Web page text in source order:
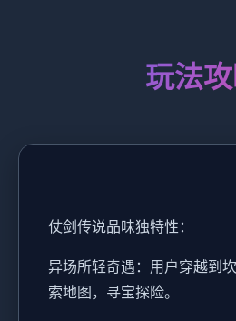
玩法
仗剑传说品味独特性：
异场所轻奇遇：用户穿越到
索地图，寻宝探险。